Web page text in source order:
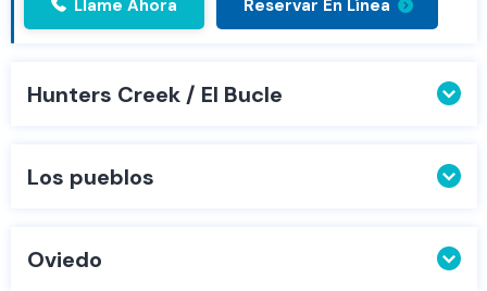
Llame Ahora Reservar En Línea
Hunters Creek / El Bucle
Los pueblos
Oviedo